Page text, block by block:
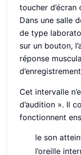
toucher
Dans une salle
de type
sur un bouton,
réponse
Cet intervalle
d’audition ». Il
fonctionnent
le son
l’oreille